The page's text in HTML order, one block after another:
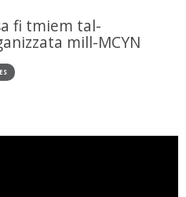
fi tmiem tal-
mill-MCYN